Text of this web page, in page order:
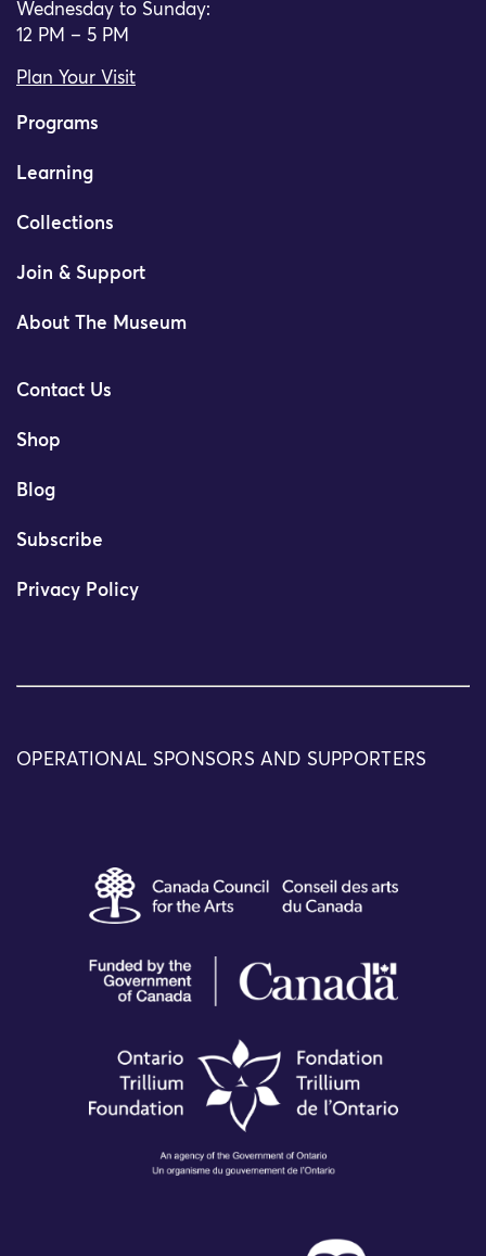
Wednesday to Sunday:
12 PM – 5 PM
Plan Your Visit
Programs
Learning
Collections
Join & Support
About The Museum
Contact Us
Shop
Blog
Subscribe
Privacy Policy
OPERATIONAL SPONSORS AND SUPPORTERS